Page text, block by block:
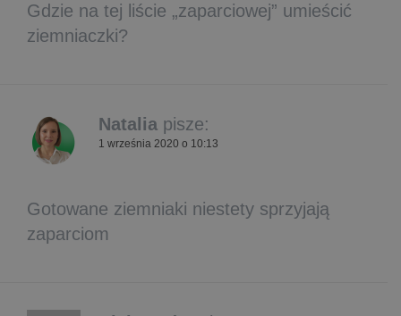
Gdzie na tej liście „zaparciowej” umieścić
ziemniaczki?
Natalia pisze:
1 września 2020 o 10:13
Gotowane ziemniaki niestety sprzyjają
zaparciom